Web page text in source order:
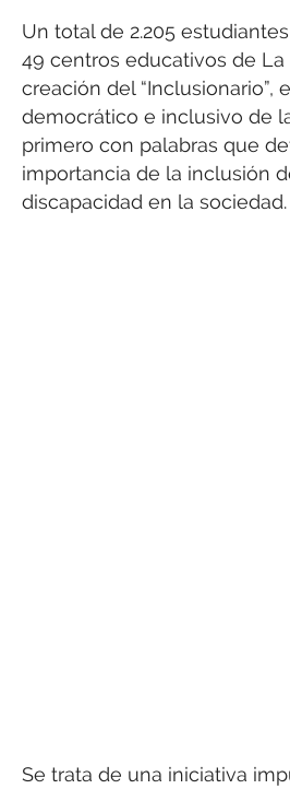
Un total de 2.205
49 centros educativos de La
creación del “Inclusionario”,
democrático e inclusivo de
primero con palabras que
importancia de la inclusión
discapacidad en la sociedad.
Se trata de una iniciativa